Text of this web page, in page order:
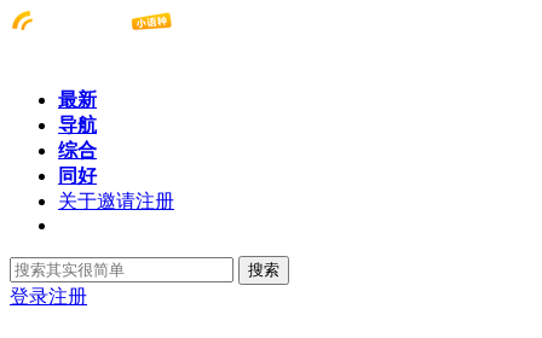
最新
导航
综合
同好
关于邀请注册
搜索
登录注册